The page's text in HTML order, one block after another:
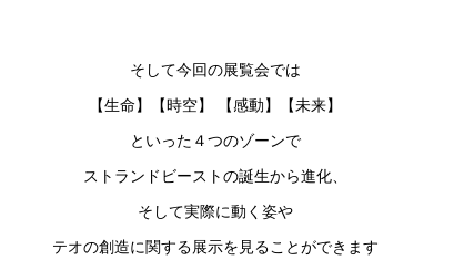
そして今回の展覧会では
【生命】【時空】 【感動】【未来】
といった４つのゾーンで
ストランドビーストの誕生から進化、
そして実際に動く姿や
テオの創造に関する展示を見ることができます